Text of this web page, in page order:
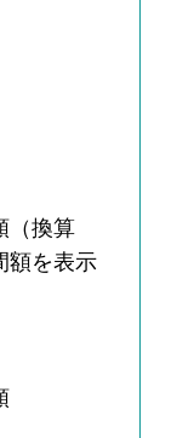
（換算
額を表示